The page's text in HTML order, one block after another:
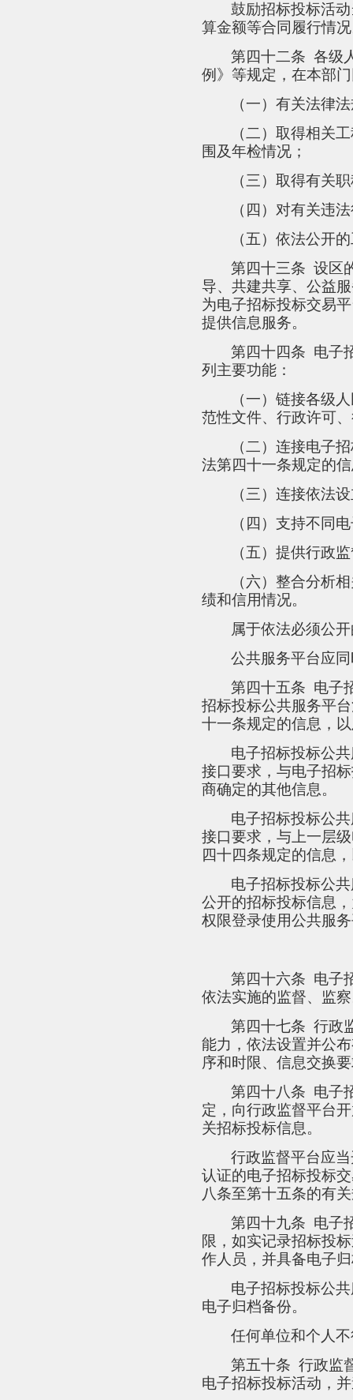
鼓励招标投标活
算金额等合同履行情
第四十二条 各级
例》等规定，在本部
（一）有关法律
（二）取得相关
围及年检情况；
（三）取得有关
（四）对有关违
（五）依法公开
第四十三条 设区
导、共建共享、公益
为电子招标投标交易
提供信息服务。
第四十四条 电子
列主要功能：
（一）链接各级
范性文件、行政许可
（二）连接电子
法第四十一条规定的
（三）连接依法
（四）支持不同
（五）提供行政
（六）整合分析
绩和信用情况。
属于依法必须公
公共服务平台应
第四十五条 电子
招标投标公共服务平
十一条规定的信息，
电子招标投标公
接口要求，与电子招
商确定的其他信息。
电子招标投标公
接口要求，与上一层
四十四条规定的信息
电子招标投标公
公开的招标投标信息
权限登录使用公共服
第四十六条 电子
依法实施的监督、监
第四十七条 行政
能力，依法设置并公
序和时限、信息交换
第四十八条 电子
定，向行政监督平台
关招标投标信息。
行政监督平台应
认证的电子招标投标
八条至第十五条的有
第四十九条 电子
限，如实记录招标投
作人员，并具备电子
电子招标投标公
电子归档备份。
任何单位和个人
第五十条 行政监
电子招标投标活动，